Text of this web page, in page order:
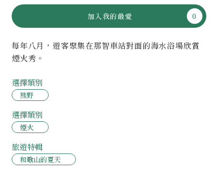
每年八月，遊客聚集在那智車站對面的海水浴場欣賞
煙火秀。
加入我的最愛
選擇類別
熊野
選擇類別
煙火
旅遊特輯
和歌山的夏天